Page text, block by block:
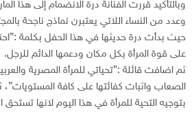
وبالتأكيد قررت الفنانة درة الانضمام إلى هذا
وعدد من النساء اللاتي يعتبرن نماذج ناجحة
حيث بدأت درة حديثها في هذا الحفل بكلمة
على قوة المرأة بكل مكان ودعمها الدائم للرجل.
ثم اضافت قائلة :”تحياتي للمرأة المصرية
الصعاب واثبات كفائتها على كافة
بتوجيه التحية للمرأة في هذا اليوم لانها تستحق